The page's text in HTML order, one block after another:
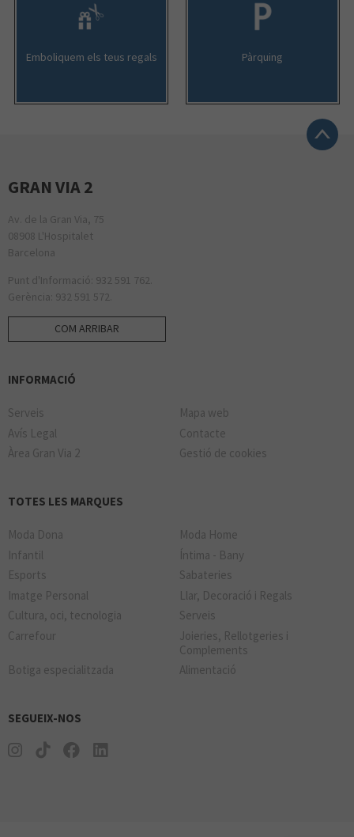
Emboliquem els teus regals Pàrquing
GRAN VIA 2
Av. de la Gran Via, 75
08908 L'Hospitalet
Barcelona
Punt d'Informació: 932 591 762.
Gerència: 932 591 572.
COM ARRIBAR
INFORMACIÓ
Serveis
Mapa web
Avís Legal
Contacte
Àrea Gran Via 2
Gestió de cookies
TOTES LES MARQUES
Moda Dona
Moda Home
Infantil
Íntima - Bany
Esports
Sabateries
Imatge Personal
Llar, Decoració i Regals
Cultura, oci, tecnologia
Serveis
Carrefour
Joieries, Rellotgeries i
Complements
Botiga especialitzada
Alimentació
SEGUEIX-NOS